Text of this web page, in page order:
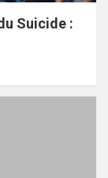
Suicide :